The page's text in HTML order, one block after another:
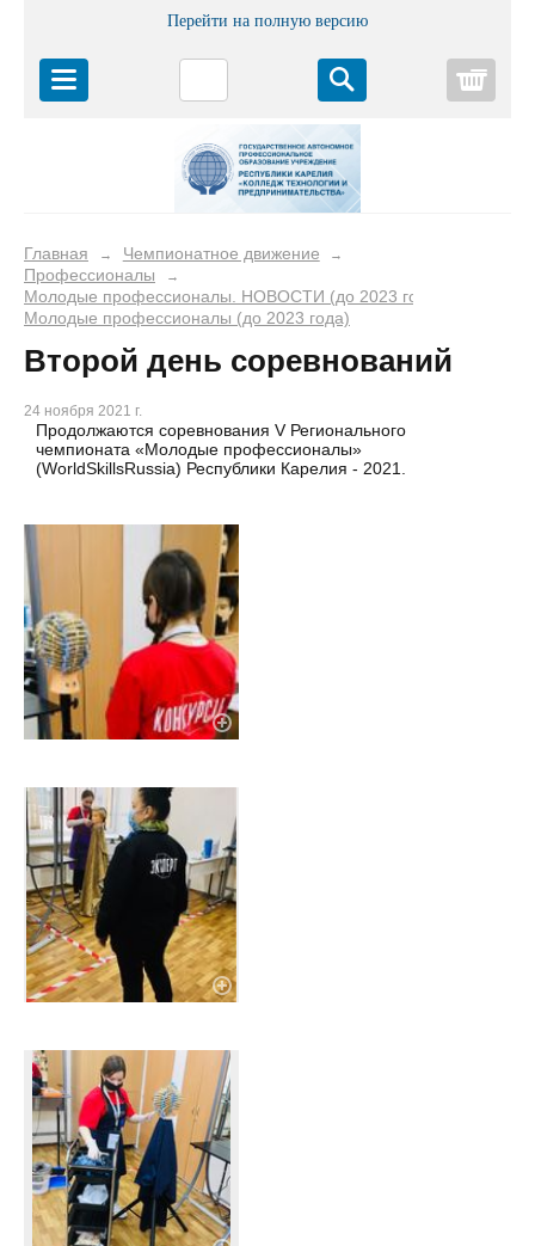
Перейти на полную версию
Главная → Чемпионатное движение →
Профессионалы →
Молодые профессионалы. НОВОСТИ (до 2023 года)
Молодые профессионалы (до 2023 года)
Второй день соревнований
24 ноября 2021 г.
Продолжаются соревнования V Регионального
чемпионата «Молодые профессионалы»
(WorldSkillsRussia) Республики Карелия - 2021.